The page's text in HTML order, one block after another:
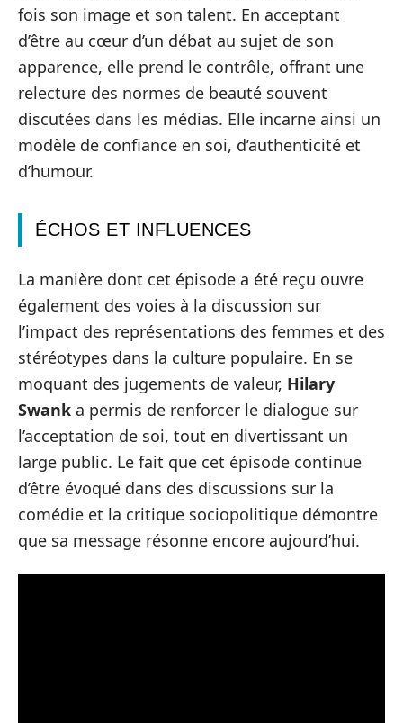
fois son image et son talent. En acceptant
d’être au cœur d’un débat au sujet de son
apparence, elle prend le contrôle, offrant une
relecture des normes de beauté souvent
discutées dans les médias. Elle incarne ainsi un
modèle de confiance en soi, d’authenticité et
d’humour.
ÉCHOS ET INFLUENCES
La manière dont cet épisode a été reçu ouvre
également des voies à la discussion sur
l’impact des représentations des femmes et des
stéréotypes dans la culture populaire. En se
moquant des jugements de valeur, Hilary
Swank a permis de renforcer le dialogue sur
l’acceptation de soi, tout en divertissant un
large public. Le fait que cet épisode continue
d’être évoqué dans des discussions sur la
comédie et la critique sociopolitique démontre
que sa message résonne encore aujourd’hui.